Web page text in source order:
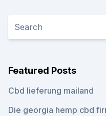
Featured Posts
Cbd lieferung mailand
Die georgia hemp cbd